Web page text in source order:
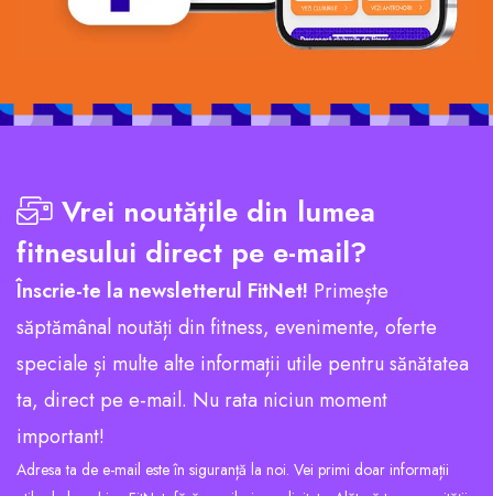
Vrei noutățile din lumea
fitnesului direct pe e-mail?
Înscrie-te la newsletterul FitNet! Primește
săptămânal noutăți din fitness, evenimente, oferte
speciale și multe alte informații utile pentru sănătatea
ta, direct pe e-mail. Nu rata niciun moment
important!
Adresa ta de e-mail este în siguranță la noi. Vei primi doar informații